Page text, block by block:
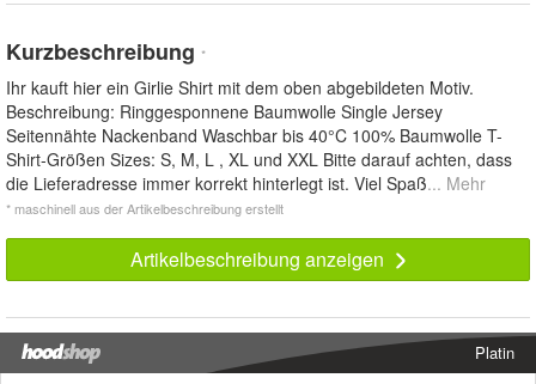
Kurzbeschreibung *
Ihr kauft hier ein Girlie Shirt mit dem oben abgebildeten Motiv.
Beschreibung: Ringgesponnene Baumwolle Single Jersey
Seitennähte Nackenband Waschbar bis 40°C 100% Baumwolle T-
Shirt-Größen Sizes: S, M, L , XL und XXL Bitte darauf achten, dass
die Lieferadresse immer korrekt hinterlegt ist. Viel Spaß... Mehr
* maschinell aus der Artikelbeschreibung erstellt
Artikelbeschreibung anzeigen
Platin